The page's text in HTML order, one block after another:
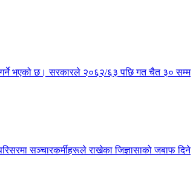
भएको छ। सरकारले २०६२/६३ पछि गत चैत ३० सम्म
सञ्चारकर्मीहरूले राखेका जिज्ञासाको जबाफ दिने